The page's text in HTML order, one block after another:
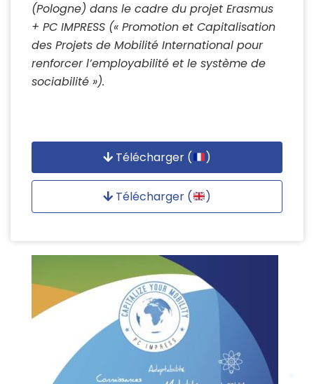
(Pologne) dans le cadre du projet Erasmus
+ PC IMPRESS (« Promotion et Capitalisation
des Projets de Mobilité International pour
renforcer l’employabilité et le système de
sociabilité »).
Télécharger ( )
Télécharger ( )